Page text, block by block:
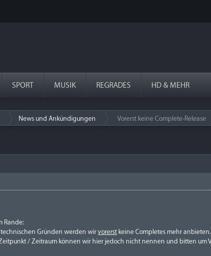
SPORT MUSIK REGRADES HD & MEHR
News und Ankündigungen Vorerst keine Complete-Release
Rande:
Gründen werden wirvorerst keine Completes mehr
/ Zeitraum können wir hier jedoch nicht nennen und bitten um